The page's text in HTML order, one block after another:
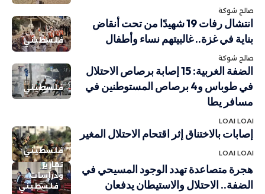
صالح شوكة
فلسطيني
انتشال رفات 19 شهيدًا من تحت أنقاض
بناية في غزة.. غالبيتهم نساء وأطفال
صالح شوكة
فلسطيني
الضفة الغربية: 15 إصابة برصاص الاحتلال
في طوباس و4 برصاص المستوطنين في
مسافر يطا
LOAI LOAI
فلسطيني
إصابات بالاختناق إثر اقتحام الاحتلال المغير
LOAI LOAI
تقارير
ودراسات
فلسطيني
هجرة متصاعدة تهدد الوجود المسيحي في
الضفة.. الاحتلال والاستيطان يدفعان